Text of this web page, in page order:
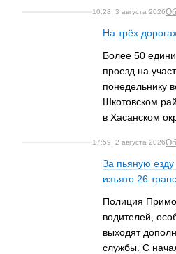
10:28, 3 августа 2026
На трёх
Более 50
проезд на
понедельнику
Шкотовском
в Хасанском
17:59, 2 августа 2026
За пьяную
изъято 26
Полиция
водителей,
выходят
службы. С